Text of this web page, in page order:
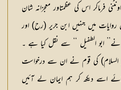
اونٹنی فرماکر اس کی عظمتاور معجزانہ شان
میں جنہیں ابن جریر (رح) اور
ابو الطفیل ‘‘ سے نقل کیا ہے ۔
السلام) کی قوم نے ان سے درخواست
جائے اسے دیکھ کر ہم ایمان لے آئیں